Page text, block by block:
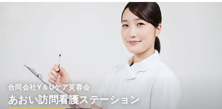
合同会社Y＆Uケア芙蓉会
あおい訪問看護ステーション